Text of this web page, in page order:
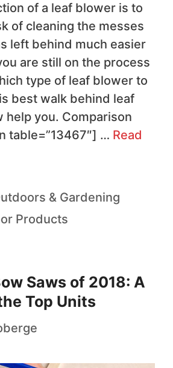
of a leaf blower is to
of cleaning the messes
left behind much easier
are still on the process
type of leaf blower to
best walk behind leaf
help you. Comparison
table=”13467″] … Read
& Gardening
Products
Saws of 2018: A
Top Units